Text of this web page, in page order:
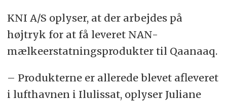
KNI A/S oplyser, at der arbejdes på
højtryk for at få leveret NAN-
mælkeerstatningsprodukter til Qaanaaq.
– Produkterne er allerede blevet afleveret
i lufthavnen i Ilulissat, oplyser Juliane